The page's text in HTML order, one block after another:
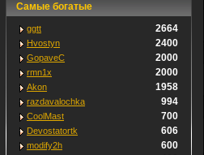
Самые богатые
ggtt 2664
Hvostyn 2400
GopaveC 2000
rmn1x 2000
Akon 1958
razdavalochka 994
CoolMast 700
Devostatortk 606
modify2h 600